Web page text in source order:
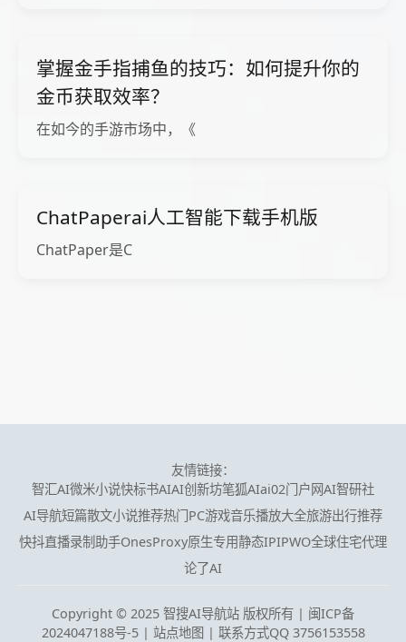
掌握金手指捕鱼的技巧：如何提升你的
金币获取效率？
在如今的手游市场中，《
ChatPaperai人工智能下载手机版
ChatPaper是C
友情链接：
智汇AI微米小说快标书AIAI创新坊笔狐AIai02门户网AI智研社
AI导航短篇散文小说推荐热门PC游戏音乐播放大全旅游出行推荐
快抖直播录制助手OnesProxy原生专用静态IPIPWO全球住宅代理
论了AI
Copyright © 2025 智搜AI导航站 版权所有 | 闽ICP备
2024047188号-5| 站点地图| 联系方式QQ 3756153558